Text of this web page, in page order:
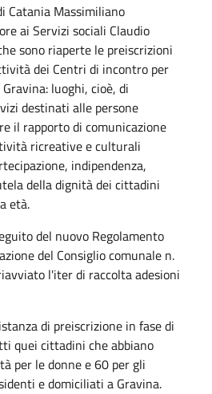
Catania Massimiliano
ai Servizi sociali Claudio
sono riaperte le preiscrizioni
dei Centri di incontro per
luoghi, cioè, di
destinati alle persone
il rapporto di comunicazione
ricreative e culturali
indipendenza,
della dignità dei cittadini
età.
del nuovo Regolamento
del Consiglio comunale n.
l'iter di raccolta adesioni
di preiscrizione in fase di
quei cittadini che abbiano
per le donne e 60 per gli
e domiciliati a Gravina.